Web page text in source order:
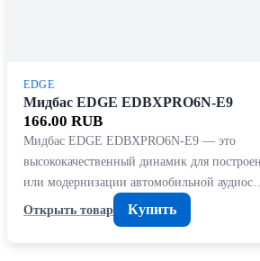
EDGE
Мидбас EDGE EDBXPRO6N-E9
166.00 RUB
Мидбас EDGE EDBXPRO6N-E9 — это
высококачественный динамик для
или модернизации автомобильной аудиос…
Открыть товар
Купить